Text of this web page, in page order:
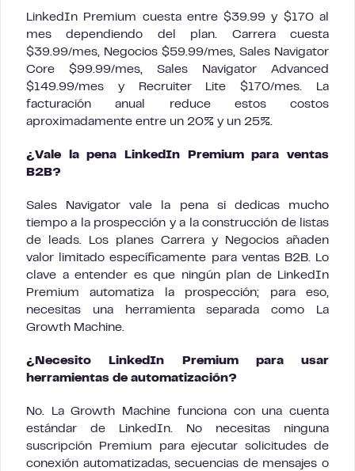
LinkedIn Premium cuesta entre $39.99 y $170 al
mes dependiendo del plan. Carrera cuesta
$39.99/mes, Negocios $59.99/mes, Sales Navigator
Core $99.99/mes, Sales Navigator Advanced
$149.99/mes y Recruiter Lite $170/mes. La
facturación anual reduce estos costos
aproximadamente entre un 20% y un 25%.
¿Vale la pena LinkedIn Premium para ventas
B2B?
Sales Navigator vale la pena si dedicas mucho
tiempo a la prospección y a la construcción de listas
de leads. Los planes Carrera y Negocios añaden
valor limitado específicamente para ventas B2B. Lo
clave a entender es que ningún plan de LinkedIn
Premium automatiza la prospección; para eso,
necesitas una herramienta separada como La
Growth Machine.
¿Necesito LinkedIn Premium para usar
herramientas de automatización?
No. La Growth Machine funciona con una cuenta
estándar de LinkedIn. No necesitas ninguna
suscripción Premium para ejecutar solicitudes de
conexión automatizadas, secuencias de mensajes o